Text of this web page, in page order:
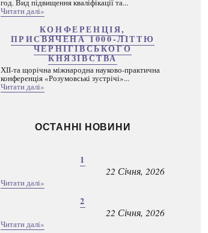
год. Вид підвищення кваліфікації та...
Читати далі»
КОНФЕРЕНЦІЯ,
ПРИСВЯЧЕНА 1000-ЛІТТЮ
ЧЕРНІГІВСЬКОГО
КНЯЗІВСТВА
ХІІ-та щорічна міжнародна науково-практична
конференція «Розумовські зустрічі»...
Читати далі»
ОСТАННІ НОВИНИ
1
22 Січня, 2026
Читати далі»
2
22 Січня, 2026
Читати далі»